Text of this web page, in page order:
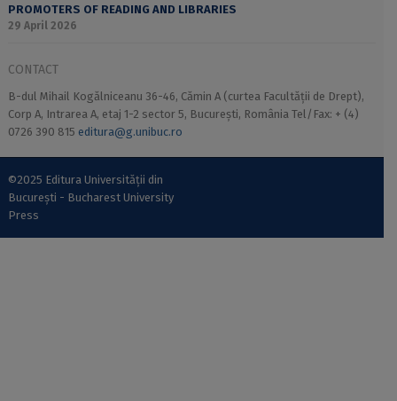
PROMOTERS OF READING AND LIBRARIES
29 April 2026
CONTACT
B-dul Mihail Kogălniceanu 36-46, Cămin A (curtea Facultății de Drept),
Corp A, Intrarea A, etaj 1-2 sector 5, București, România Tel/Fax: + (4)
0726 390 815 editura@g.unibuc.ro
©2025 Editura Universității din
București - Bucharest University
Press